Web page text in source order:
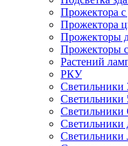
Прожектора
Прожектора
Прожекторы
Прожекторы
Растений
РКУ
Светильники
Светильники
Светильники
Светильники